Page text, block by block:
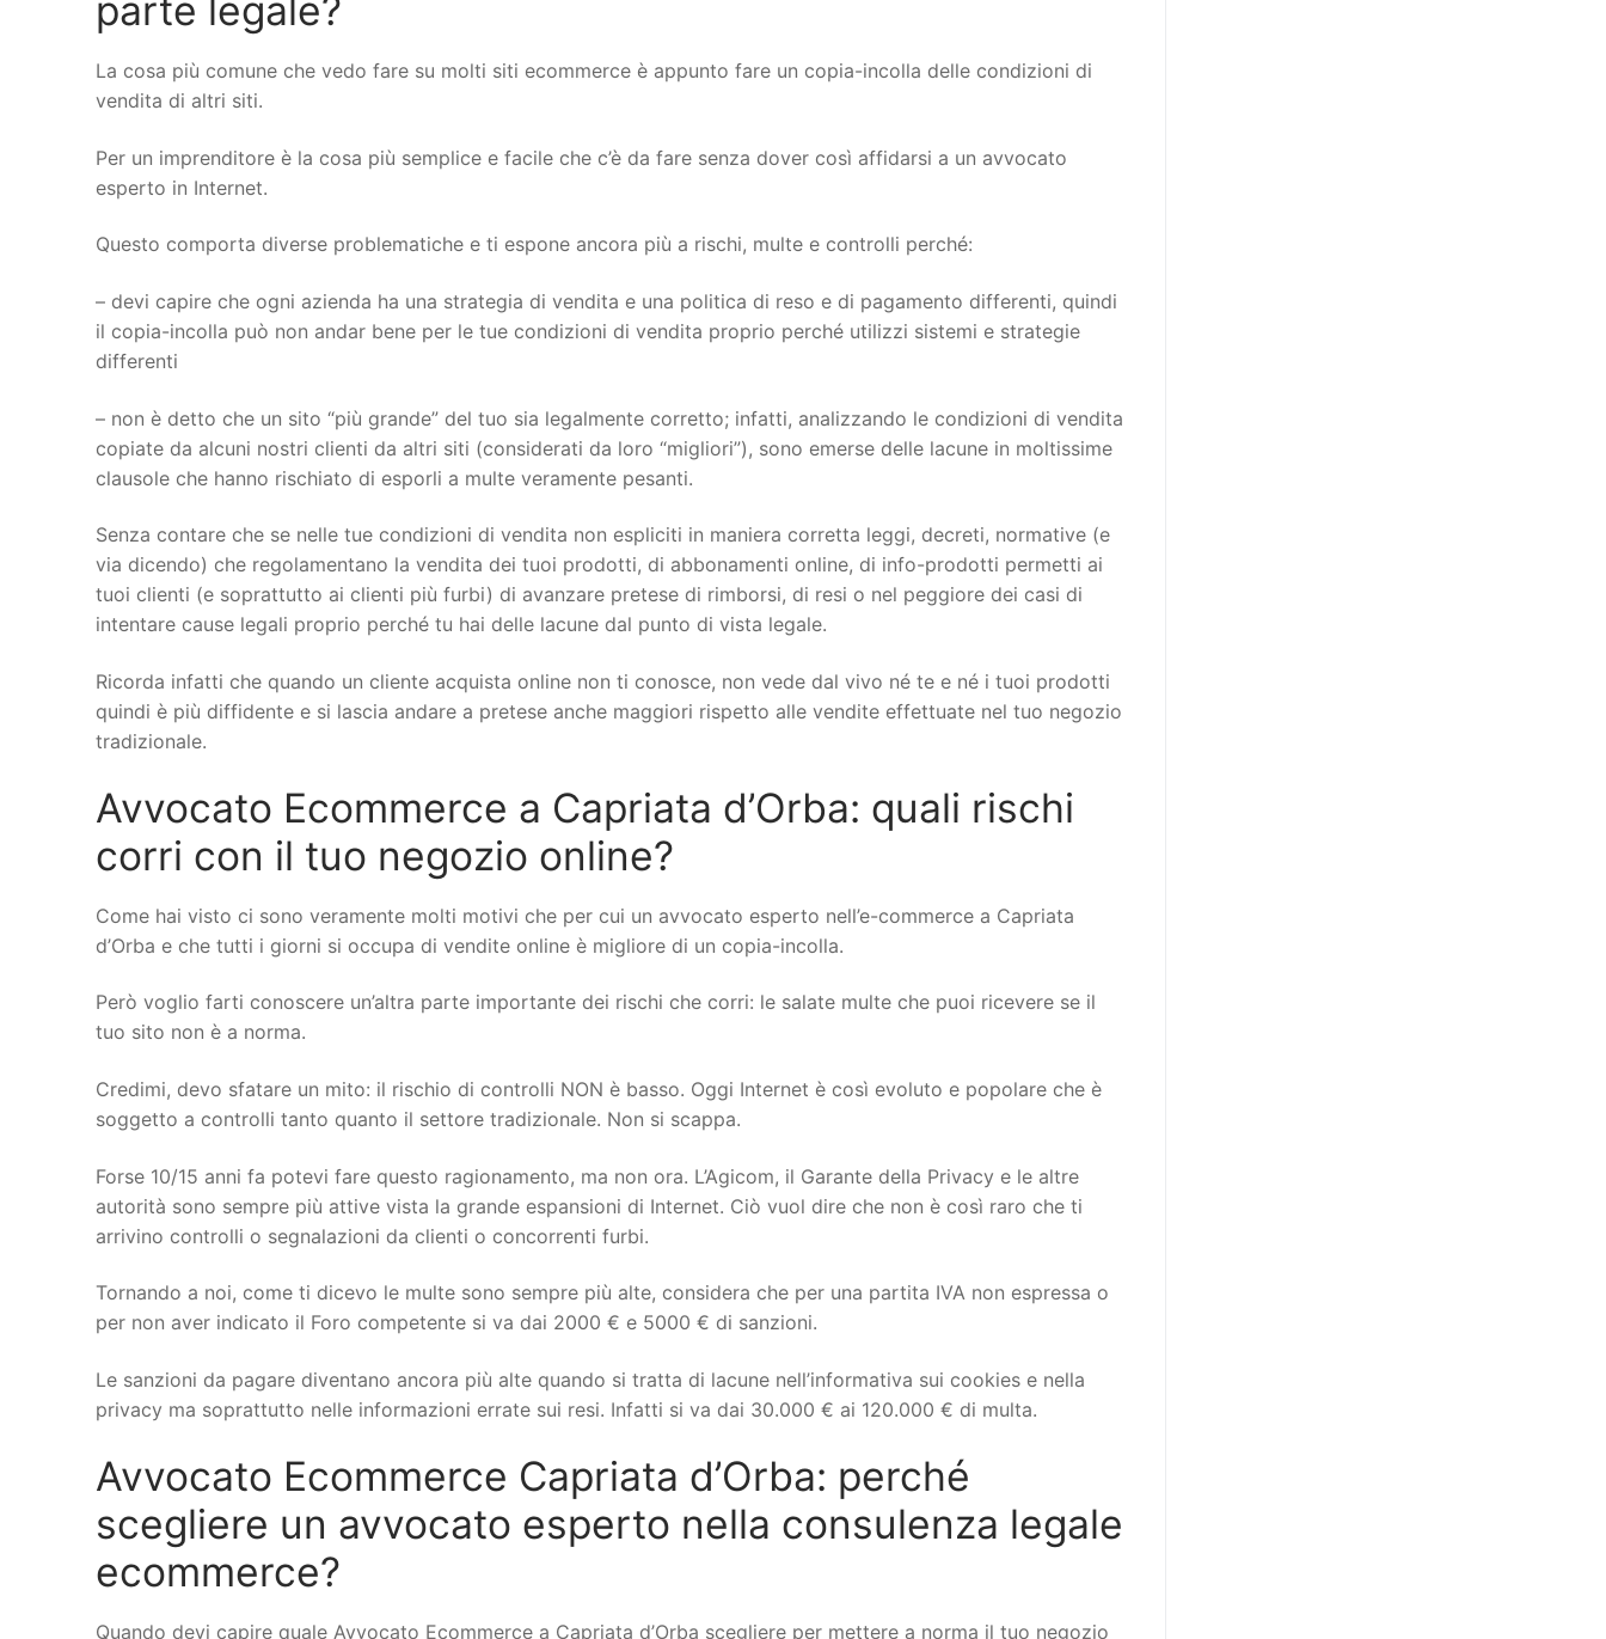
parte legale?
La cosa più comune che vedo fare su molti siti ecommerce è appunto fare un copia-incolla delle condizioni di
vendita di altri siti.
Per un imprenditore è la cosa più semplice e facile che c’è da fare senza dover così affidarsi a un avvocato
esperto in Internet.
Questo comporta diverse problematiche e ti espone ancora più a rischi, multe e controlli perché:
– devi capire che ogni azienda ha una strategia di vendita e una politica di reso e di pagamento differenti, quindi
il copia-incolla può non andar bene per le tue condizioni di vendita proprio perché utilizzi sistemi e strategie
differenti
– non è detto che un sito “più grande” del tuo sia legalmente corretto; infatti, analizzando le condizioni di vendita
copiate da alcuni nostri clienti da altri siti (considerati da loro “migliori”), sono emerse delle lacune in moltissime
clausole che hanno rischiato di esporli a multe veramente pesanti.
Senza contare che se nelle tue condizioni di vendita non espliciti in maniera corretta leggi, decreti, normative (e
via dicendo) che regolamentano la vendita dei tuoi prodotti, di abbonamenti online, di info-prodotti permetti ai
tuoi clienti (e soprattutto ai clienti più furbi) di avanzare pretese di rimborsi, di resi o nel peggiore dei casi di
intentare cause legali proprio perché tu hai delle lacune dal punto di vista legale.
Ricorda infatti che quando un cliente acquista online non ti conosce, non vede dal vivo né te e né i tuoi prodotti
quindi è più diffidente e si lascia andare a pretese anche maggiori rispetto alle vendite effettuate nel tuo negozio
tradizionale.
Avvocato Ecommerce a Capriata d’Orba: quali rischi
corri con il tuo negozio online?
Come hai visto ci sono veramente molti motivi che per cui un avvocato esperto nell’e-commerce a Capriata
d’Orba e che tutti i giorni si occupa di vendite online è migliore di un copia-incolla.
Però voglio farti conoscere un’altra parte importante dei rischi che corri: le salate multe che puoi ricevere se il
tuo sito non è a norma.
Credimi, devo sfatare un mito: il rischio di controlli NON è basso. Oggi Internet è così evoluto e popolare che è
soggetto a controlli tanto quanto il settore tradizionale. Non si scappa.
Forse 10/15 anni fa potevi fare questo ragionamento, ma non ora. L’Agicom, il Garante della Privacy e le altre
autorità sono sempre più attive vista la grande espansioni di Internet. Ciò vuol dire che non è così raro che ti
arrivino controlli o segnalazioni da clienti o concorrenti furbi.
Tornando a noi, come ti dicevo le multe sono sempre più alte, considera che per una partita IVA non espressa o
per non aver indicato il Foro competente si va dai 2000 € e 5000 € di sanzioni.
Le sanzioni da pagare diventano ancora più alte quando si tratta di lacune nell’informativa sui cookies e nella
privacy ma soprattutto nelle informazioni errate sui resi. Infatti si va dai 30.000 € ai 120.000 € di multa.
Avvocato Ecommerce Capriata d’Orba: perché
scegliere un avvocato esperto nella consulenza legale
ecommerce?
Quando devi capire quale Avvocato Ecommerce a Capriata d’Orba scegliere per mettere a norma il tuo negozio